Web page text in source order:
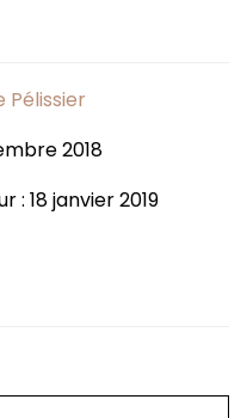
Pélissier
2018
: 18 janvier 2019